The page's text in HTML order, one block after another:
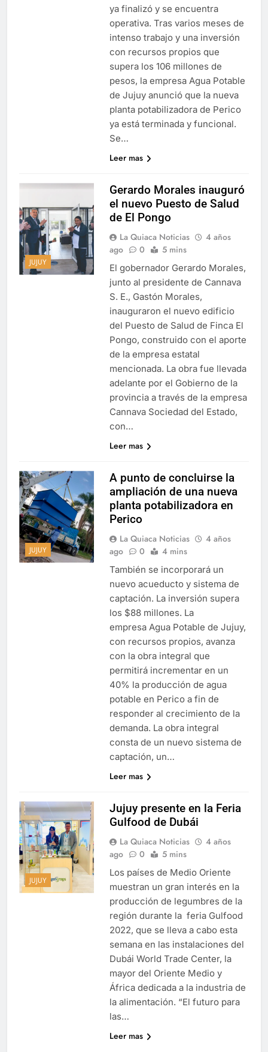
ya finalizó y se encuentra
operativa. Tras varios meses de
intenso trabajo y una inversión
con recursos propios que
supera los 106 millones de
pesos, la empresa Agua Potable
de Jujuy anunció que la nueva
planta potabilizadora de Perico
ya está terminada y funcional.
Se…
Leer mas
JUJUY
Gerardo Morales inauguró
el nuevo Puesto de Salud
de El Pongo
La Quiaca Noticias
4 años
ago
0 5 mins
El gobernador Gerardo Morales,
junto al presidente de Cannava
S. E., Gastón Morales,
inauguraron el nuevo edificio
del Puesto de Salud de Finca El
Pongo, construido con el aporte
de la empresa estatal
mencionada. La obra fue llevada
adelante por el Gobierno de la
provincia a través de la empresa
Cannava Sociedad del Estado,
con…
Leer mas
JUJUY
A punto de concluirse la
ampliación de una nueva
planta potabilizadora en
Perico
La Quiaca Noticias
4 años
ago
0 4 mins
También se incorporará un
nuevo acueducto y sistema de
captación. La inversión supera
los $88 millones. La
empresa Agua Potable de Jujuy,
con recursos propios, avanza
con la obra integral que
permitirá incrementar en un
40% la producción de agua
potable en Perico a fin de
responder al crecimiento de la
demanda. La obra integral
consta de un nuevo sistema de
captación, un…
Leer mas
JUJUY
Jujuy presente en la Feria
Gulfood de Dubái
La Quiaca Noticias
4 años
ago
0 5 mins
Los países de Medio Oriente
muestran un gran interés en la
producción de legumbres de la
región durante la feria Gulfood
2022, que se lleva a cabo esta
semana en las instalaciones del
Dubái World Trade Center, la
mayor del Oriente Medio y
África dedicada a la industria de
la alimentación. “El futuro para
las…
Leer mas